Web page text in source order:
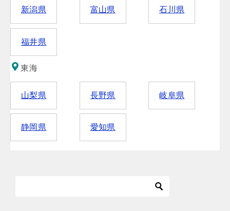
新潟県 富山県 石川県
福井県
東海
山梨県 長野県 岐阜県
静岡県 愛知県